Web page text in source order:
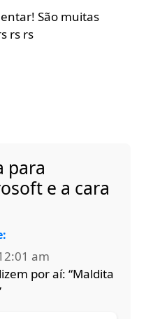
São muitas
rs rs
para
e a cara
am
por aí: “Maldita